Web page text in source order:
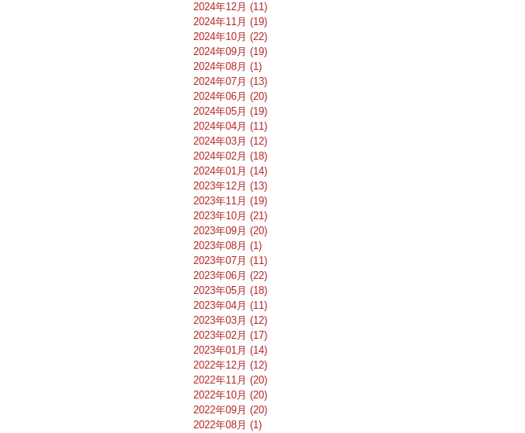
2024年12月 (11)
2024年11月 (19)
2024年10月 (22)
2024年09月 (19)
2024年08月 (1)
2024年07月 (13)
2024年06月 (20)
2024年05月 (19)
2024年04月 (11)
2024年03月 (12)
2024年02月 (18)
2024年01月 (14)
2023年12月 (13)
2023年11月 (19)
2023年10月 (21)
2023年09月 (20)
2023年08月 (1)
2023年07月 (11)
2023年06月 (22)
2023年05月 (18)
2023年04月 (11)
2023年03月 (12)
2023年02月 (17)
2023年01月 (14)
2022年12月 (12)
2022年11月 (20)
2022年10月 (20)
2022年09月 (20)
2022年08月 (1)